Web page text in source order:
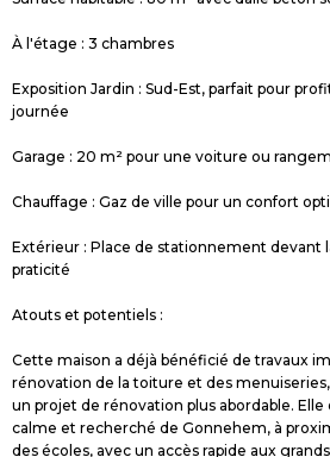
À l'étage : 3 chambres
Exposition Jardin : Sud-Est, parfait pour
journée
Garage : 20 m² pour une voiture ou
Chauffage : Gaz de ville pour un confort
Extérieur : Place de stationnement devant
praticité
Atouts et potentiels :
Cette maison a déjà bénéficié de travaux
rénovation de la toiture et des
un projet de rénovation plus abordable.
calme et recherché de Gonnehem, à
des écoles, avec un accès rapide aux